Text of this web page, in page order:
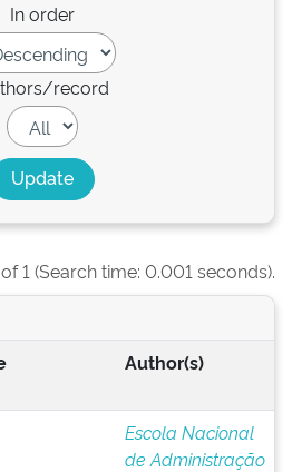
In order
record
1 (Search time: 0.001 seconds).
Author(s)
Escola Nacional
de Administração